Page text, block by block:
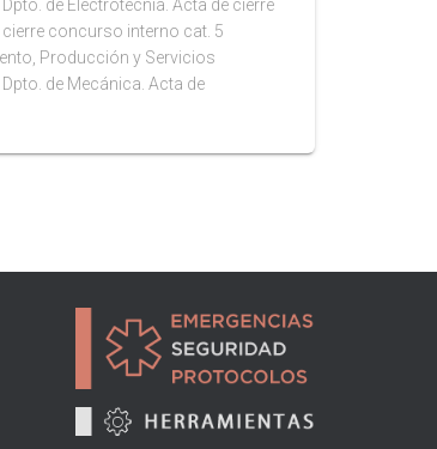
Dpto. de Electrotecnia. Acta de cierre
cierre concurso interno cat. 5
Producción y Servicios
Dpto. de Mecánica. Acta de